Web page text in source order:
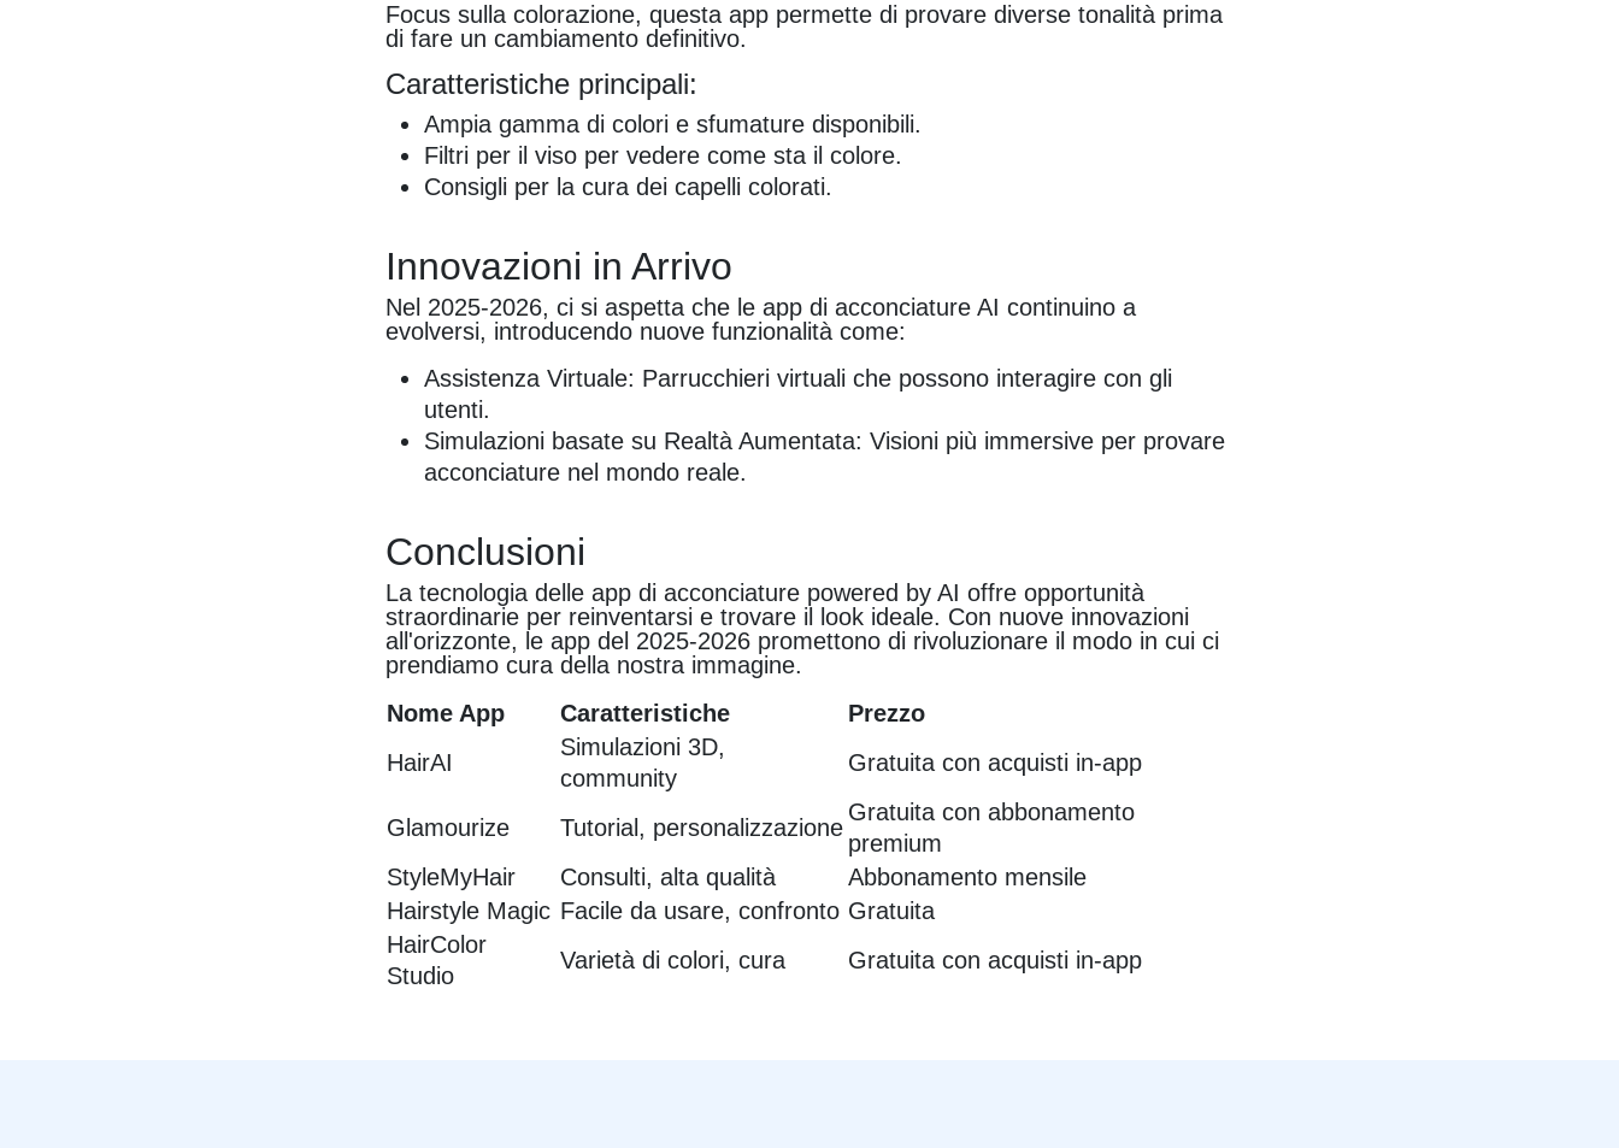
Focus sulla colorazione, questa app permette di provare diverse tonalità prima
di fare un cambiamento definitivo.
Caratteristiche principali:
Ampia gamma di colori e sfumature disponibili.
Filtri per il viso per vedere come sta il colore.
Consigli per la cura dei capelli colorati.
Innovazioni in Arrivo
Nel 2025-2026, ci si aspetta che le app di acconciature AI continuino a
evolversi, introducendo nuove funzionalità come:
Assistenza Virtuale: Parrucchieri virtuali che possono interagire con gli
utenti.
Simulazioni basate su Realtà Aumentata: Visioni più immersive per provare
acconciature nel mondo reale.
Conclusioni
La tecnologia delle app di acconciature powered by AI offre opportunità
straordinarie per reinventarsi e trovare il look ideale. Con nuove innovazioni
all'orizzonte, le app del 2025-2026 promettono di rivoluzionare il modo in cui ci
prendiamo cura della nostra immagine.
Nome App
Caratteristiche
Prezzo
HairAI
Simulazioni 3D,
community
Gratuita con acquisti in-app
Glamourize Tutorial, personalizzazione
Gratuita con abbonamento
premium
StyleMyHair
Consulti, alta qualità
Abbonamento mensile
Hairstyle Magic Facile da usare, confronto Gratuita
HairColor
Studio
Varietà di colori, cura Gratuita con acquisti in-app